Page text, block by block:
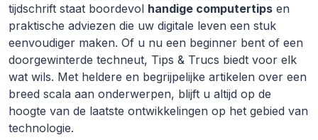
tijdschrift staat boordevol handige computertips en
praktische adviezen die uw digitale leven een stuk
eenvoudiger maken. Of u nu een beginner bent of een
doorgewinterde techneut, Tips & Trucs biedt voor elk
wat wils. Met heldere en begrijpelijke artikelen over een
breed scala aan onderwerpen, blijft u altijd op de
hoogte van de laatste ontwikkelingen op het gebied van
technologie.